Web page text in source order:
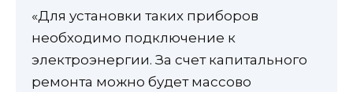
«Для установки таких приборов
необходимо подключение к
электроэнергии. За счет капитального
ремонта можно будет массово